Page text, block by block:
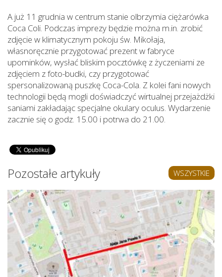
A już 11 grudnia w centrum stanie olbrzymia ciężarówka
Coca Coli. Podczas imprezy będzie można m.in. zrobić
zdjęcie w klimatycznym pokoju św. Mikołaja,
własnoręcznie przygotować prezent w fabryce
upominków, wysłać bliskim pocztówkę z życzeniami ze
zdjęciem z foto-budki, czy przygotować
spersonalizowaną puszkę Coca-Cola. Z kolei fani nowych
technologii będą mogli doświadczyć wirtualnej przejażdżki
saniami zakładając specjalne okulary oculus. Wydarzenie
zacznie się o godz. 15.00 i potrwa do 21.00.
Pozostałe artykuły WSZYSTKIE